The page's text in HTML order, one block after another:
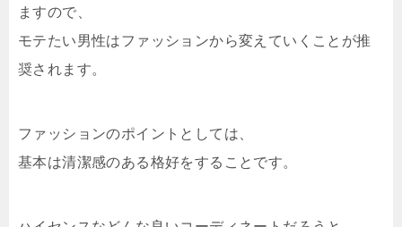
ますので、
モテたい男性はファッションから変えていくことが推
奨されます。
ファッションのポイントとしては、
基本は清潔感のある格好をすることです。